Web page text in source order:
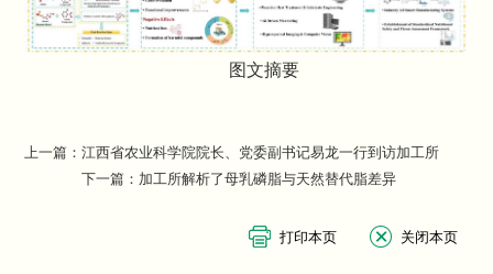
图文摘要
上一篇：江西省农业科学院院长、党委副书记易龙一行到访加工所
下一篇： 加工所解析了母乳磷脂与天然替代脂差异